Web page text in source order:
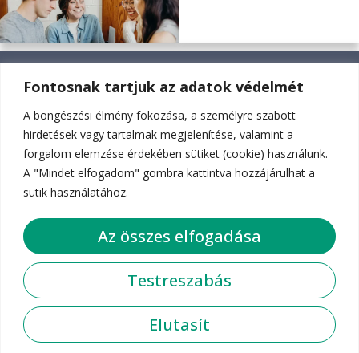
Fontosnak tartjuk az adatok védelmét
A böngészési élmény fokozása, a személyre szabott
hirdetések vagy tartalmak megjelenítése, valamint a
forgalom elemzése érdekében sütiket (cookie) használunk.
A "Mindet elfogadom" gombra kattintva hozzájárulhat a
sütik használatához.
Testreszabás
Elutasít
Az összes elfogadása
JÖVŐKÉP
ÜTEMEZÉS
HÍREK
GYIK
KAPCSOLAT
Központi telefonszámunk:
(+36) 1 489-52-00
Email címünk:
epitkezes_kerdesek@bhc.hu